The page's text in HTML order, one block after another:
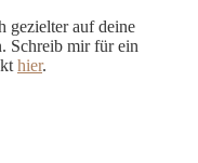
gezielter auf deine
Schreib mir für ein
hier.